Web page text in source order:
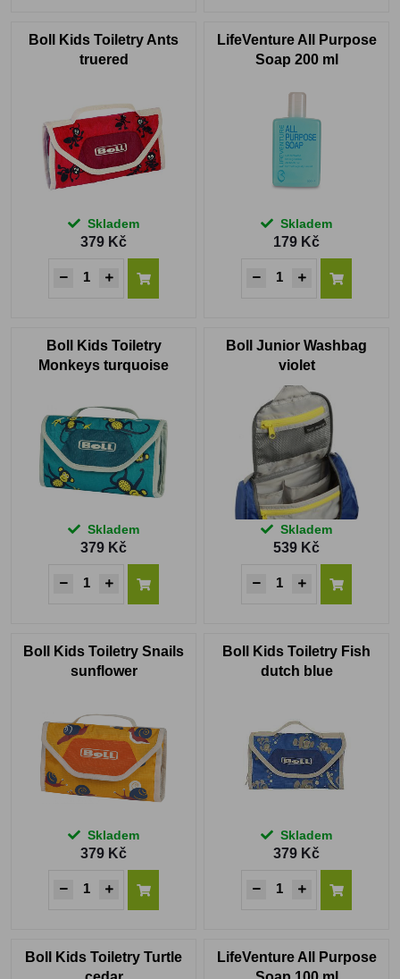
Boll Kids Toiletry Ants
truered
Skladem
379 Kč
LifeVenture All Purpose
Soap 200 ml
Skladem
179 Kč
Boll Kids Toiletry
Monkeys turquoise
Skladem
379 Kč
Boll Junior Washbag
violet
Skladem
539 Kč
Boll Kids Toiletry Snails
sunflower
Skladem
379 Kč
Boll Kids Toiletry Fish
dutch blue
Skladem
379 Kč
Boll Kids Toiletry Turtle
LifeVenture All Purpose